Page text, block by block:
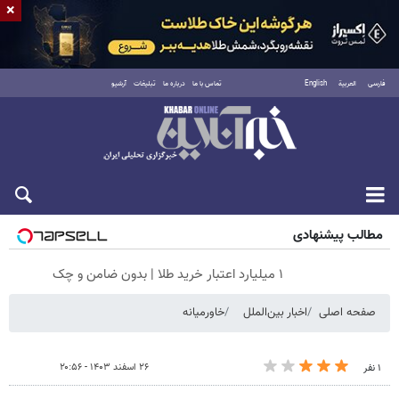
فارسی العربية English تماس با ما درباره ما تبلیغات آرشیو
شنبه ۱۷ مرداد ۱۴۰۵
مطالب پیشنهادی
۱ میلیارد اعتبار خرید طلا | بدون ضامن و چک
صفحه اصلی اخبار بین‌الملل خاورمیانه
۱ نفر ۲۶ اسفند ۱۴۰۳ - ۲۰:۵۶
×